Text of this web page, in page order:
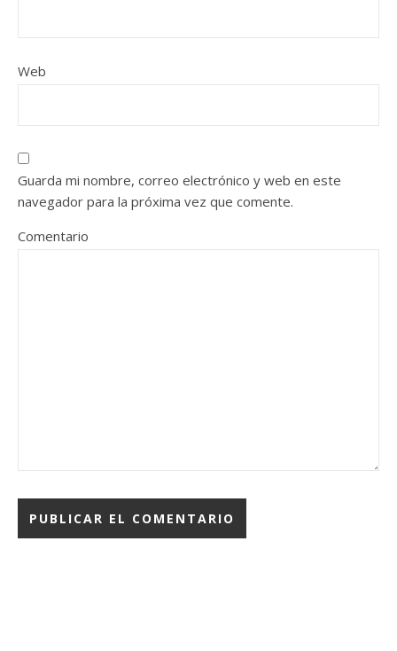
Web
Guarda mi nombre, correo electrónico y web en este
navegador para la próxima vez que comente.
Comentario